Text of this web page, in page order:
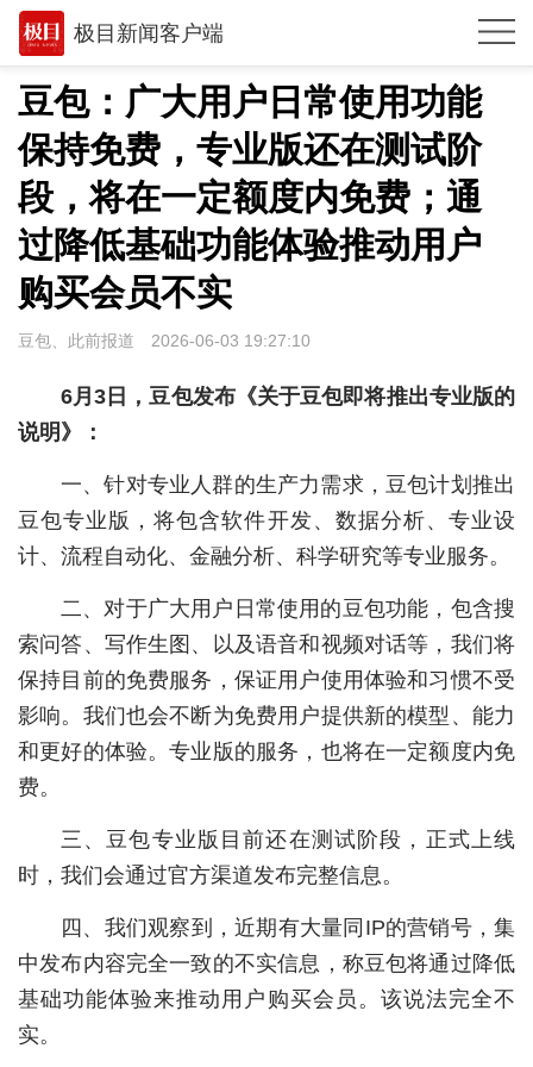
极目新闻客户端
推荐
观点
时政
湖北
武汉
世相
环球
专题
极客圈
经济
健康
悠游
相亲
房产
消费
创意
文化
豆包：广大用户日常使用功能
保持免费，专业版还在测试阶
段，将在一定额度内免费；通
过降低基础功能体验推动用户
购买会员不实
豆包、此前报道 2026-06-03 19:27:10
6月3日，豆包发布《关于豆包即将推出专业版的
说明》：
一、针对专业人群的生产力需求，豆包计划推出
豆包专业版，将包含软件开发、数据分析、专业设
计、流程自动化、金融分析、科学研究等专业服务。
二、对于广大用户日常使用的豆包功能，包含搜
索问答、写作生图、以及语音和视频对话等，我们将
保持目前的免费服务，保证用户使用体验和习惯不受
影响。我们也会不断为免费用户提供新的模型、能力
和更好的体验。专业版的服务，也将在一定额度内免
费。
三、豆包专业版目前还在测试阶段，正式上线
时，我们会通过官方渠道发布完整信息。
四、我们观察到，近期有大量同IP的营销号，集
中发布内容完全一致的不实信息，称豆包将通过降低
基础功能体验来推动用户购买会员。该说法完全不
实。